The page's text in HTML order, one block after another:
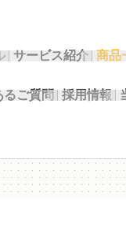
サービス紹介 商品
るご質問 採用情報